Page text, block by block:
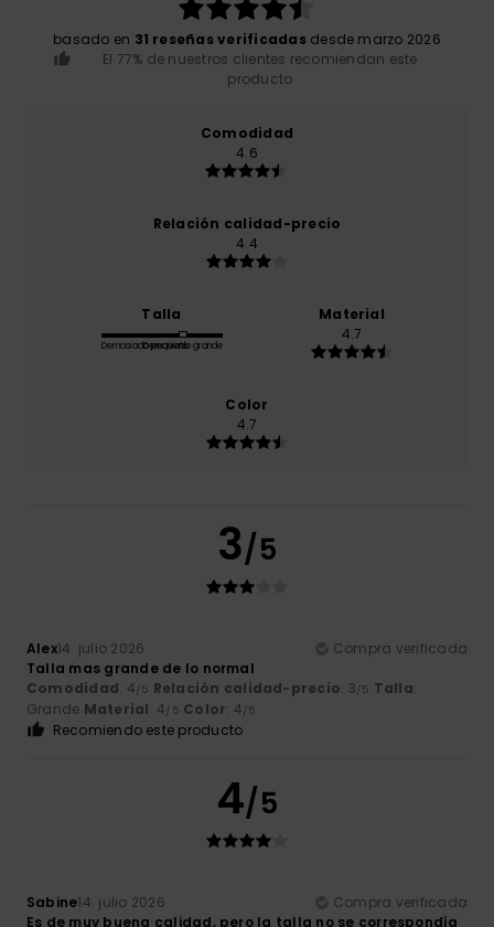
basado en 31 reseñas verificadasdesde marzo 2026
El 77% de nuestros clientes recomiendan este
producto
Comodidad
4.6
Relación calidad-precio
4.4
Talla
Demasiado pequeño
Demasiado grande
Material
4.7
Color
4.7
3/5
Alex14. julio 2026
Compra verificada
Talla mas grande de lo normal
Comodidad: 4/5 Relación calidad-precio: 3/5 Talla:
Grande Material: 4/5 Color: 4/5
Recomiendo este producto
4/5
Sabine14. julio 2026
Compra verificada
Es de muy buena calidad, pero la talla no se correspondía